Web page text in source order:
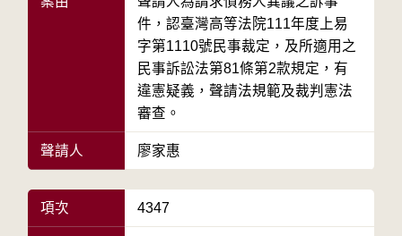
件，認臺灣高等法院111年度上易
字第1110號民事裁定，及所適用之
民事訴訟法第81條第2款規定，有
違憲疑義，聲請法規範及裁判憲法
審查。
聲請人 廖家惠
項次 4347